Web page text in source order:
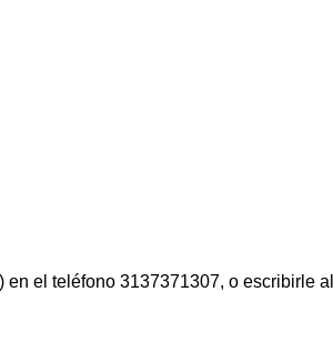
en el teléfono 3137371307, o escribirle